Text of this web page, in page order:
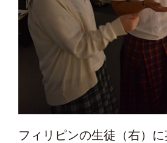
フィリピンの生徒（右）